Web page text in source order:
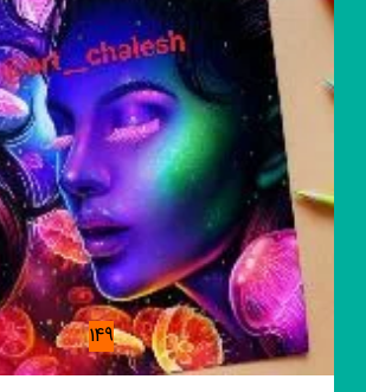
149